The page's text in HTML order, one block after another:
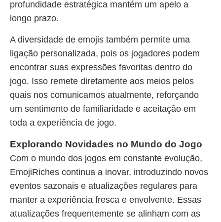
profundidade estratégica mantém um apelo a
longo prazo.
A diversidade de emojis também permite uma
ligação personalizada, pois os jogadores podem
encontrar suas expressões favoritas dentro do
jogo. Isso remete diretamente aos meios pelos
quais nos comunicamos atualmente, reforçando
um sentimento de familiaridade e aceitação em
toda a experiência de jogo.
Explorando Novidades no Mundo do Jogo
Com o mundo dos jogos em constante evolução,
EmojiRiches continua a inovar, introduzindo novos
eventos sazonais e atualizações regulares para
manter a experiência fresca e envolvente. Essas
atualizações frequentemente se alinham com as